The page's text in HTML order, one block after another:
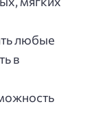
любые
в